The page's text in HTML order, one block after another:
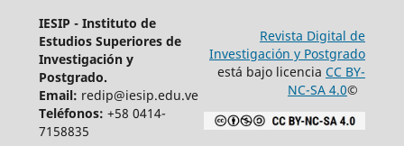
IESIP - Instituto de
Estudios Superiores de
Investigación y
Postgrado.
Email: redip@iesip.edu.ve
Teléfonos: +58 0414-
7158835
Revista Digital de
Investigación y Postgrado
está bajo licencia CC BY-
NC-SA 4.0©